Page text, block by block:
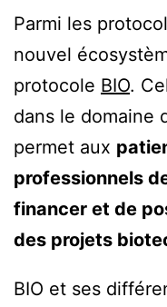
Parmi les
nouvel
protocole BIO.
dans le domaine
permet aux
professionnels
financer et de
des projets
BIO et ses